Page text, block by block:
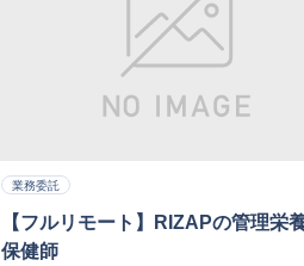
業務委託
【フルリモート】RIZAPの管理栄
保健師